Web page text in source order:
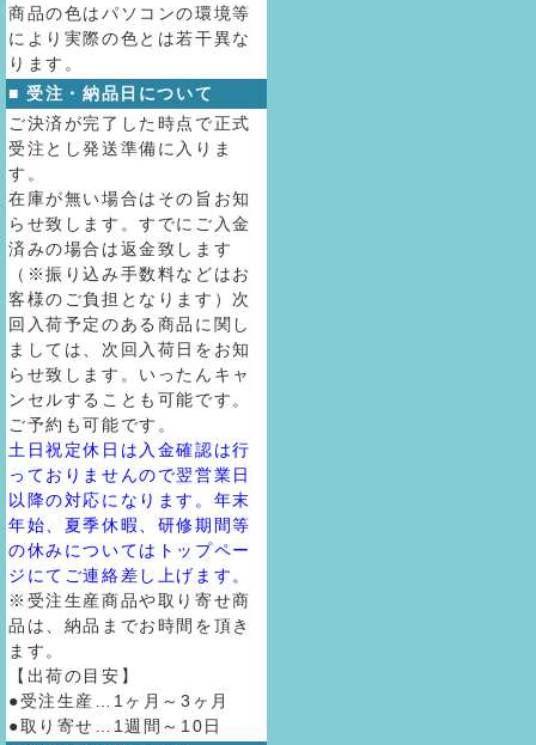
商品の色はパソコンの環境等
により実際の色とは若干異な
ります。
■ 受注・納品日について
ご決済が完了した時点で正式
受注とし発送準備に入りま
す。
在庫が無い場合はその旨お知
らせ致します。すでにご入金
済みの場合は返金致します
（※振り込み手数料などはお
客様のご負担となります）次
回入荷予定のある商品に関し
ましては、次回入荷日をお知
らせ致します。いったんキャ
ンセルすることも可能です。
ご予約も可能です。
土日祝定休日は入金確認は行
っておりませんので翌営業日
以降の対応になります。年末
年始、夏季休暇、研修期間等
の休みについてはトップペー
ジにてご連絡差し上げます。
※受注生産商品や取り寄せ商
品は、納品までお時間を頂き
ます。
【出荷の目安】
●受注生産…1ヶ月～3ヶ月
●取り寄せ…1週間～10日